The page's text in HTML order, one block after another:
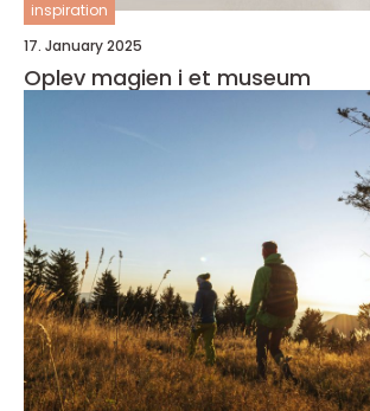
inspiration
17. January 2025
Oplev magien i et museum